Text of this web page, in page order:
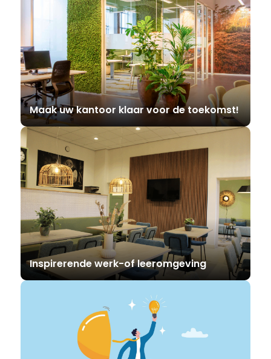
Maak uw kantoor klaar voor de toekomst!
Inspirerende werk-of leeromgeving